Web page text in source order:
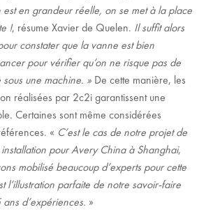
est en grandeur réelle, on se met à la place
!, résume Xavier de Quelen. Il suffit alors
constater que la vanne est bien
pour vérifier qu’on ne risque pas de
sous une machine. » De cette manière, les
réalisées par 2c2i garantissent une
Certaines sont même considérées
« C’est le cas de notre projet de
installation pour Avery China à Shanghai,
mobilisé beaucoup d’experts pour cette
l’illustration parfaite de notre savoir-faire
d’expériences. »